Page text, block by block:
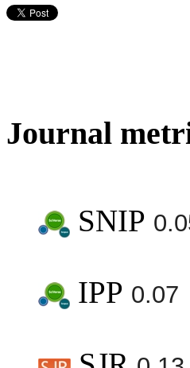
Journal
SNIP
IPP 0.07